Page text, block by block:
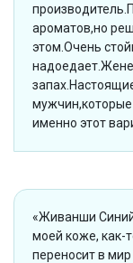
ароматов,но
этом.Очень
надоедает.Жене
именно этот
«Живанши
моей коже, как-
переносит в